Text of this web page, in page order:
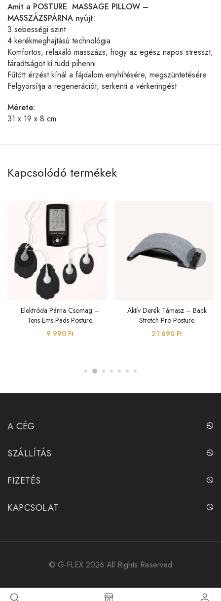
Amit a POSTURE MASSAGE PILLOW –
MASSZÁZSPÁRNA nyújt:
3 sebességi szint
4 kerékmeghajtású technológia
Komfortos, relaxáló masszázs, hogy az egész napos stresszt,
fáradtságot ki tudd pihenni
Fűtött érzést kínál a fájdalom enyhítésére, megszüntetésére
Felgyorsítja a regenerációt, serkenti a vérkeringést
Mérete:
31 x 19 x 8 cm
Kapcsolódó termékek
Elektróda Párna Csomag –
Tens-Ems Pads Posture
9 990 Ft
Aktív Derék Támasz – Back
Stretch Pro Posture
21 690 Ft
A CÉG
SZÁLLÍTÁS
FIZETÉS
KAPCSOLAT
© G-FLEX 2026 All Rights Reserved